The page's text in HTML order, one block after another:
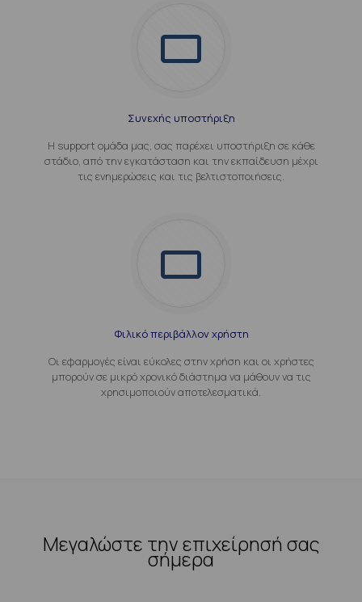
Συνεχής υποστήριξη
Η support ομάδα μας, σας παρέχει υποστήριξη σε κάθε
στάδιο, από την εγκατάσταση και την εκπαίδευση μέχρι
τις ενημερώσεις και τις βελτιστοποιήσεις.
Φιλικό περιβάλλον χρήστη
Οι εφαρμογές είναι εύκολες στην χρήση και οι χρήστες
μπορούν σε μικρό χρονικό διάστημα να μάθουν να τις
χρησιμοποιούν αποτελεσματικά.
Μεγαλώστε την επιχείρησή σας
σήμερα